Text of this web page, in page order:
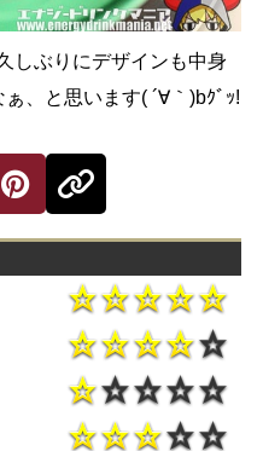
しぶりにデザインも中身
、と思います( ´∀｀)bｸﾞｯ!